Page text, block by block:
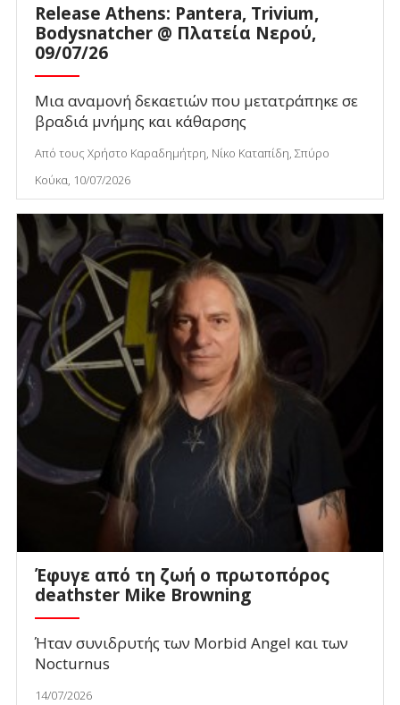
Release Athens: Pantera, Trivium,
Bodysnatcher @ Πλατεία Νερού,
09/07/26
Μια αναμονή δεκαετιών που μετατράπηκε σε
βραδιά μνήμης και κάθαρσης
Από τους Χρήστο Καραδημήτρη, Νίκο Καταπίδη, Σπύρο
Κούκα, 10/07/2026
Έφυγε από τη ζωή ο πρωτοπόρος
deathster Mike Browning
Ήταν συνιδρυτής των Morbid Angel και των
Nocturnus
14/07/2026